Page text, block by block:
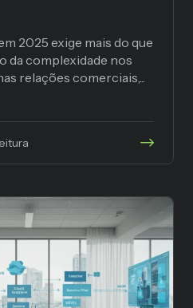
2025 exige mais do que
da complexidade nos
relações comerciais,...